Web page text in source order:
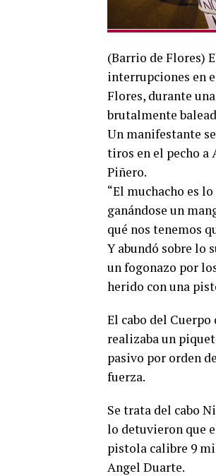
(Barrio de Flores)
interrupciones en
Flores, durante
brutalmente
Un manifestante
tiros en el pecho a
Piñero.
“El muchacho es
ganándose un
qué nos tenemos
Y abundó sobre lo
un fogonazo por
herido con una
El cabo del
realizaba un
pasivo por orden
fuerza.
Se trata del cabo
lo detuvieron que
pistola calibre 9
Angel Duarte.